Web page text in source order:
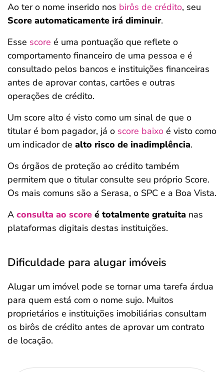
Ao ter o nome inserido nos birôs de crédito, seu
Score automaticamente irá diminuir.
Esse score é uma pontuação que reflete o
comportamento financeiro de uma pessoa e é
consultado pelos bancos e instituições financeiras
antes de aprovar contas, cartões e outras
operações de crédito.
Um score alto é visto como um sinal de que o
titular é bom pagador, já o score baixo é visto como
um indicador de alto risco de inadimplência.
Os órgãos de proteção ao crédito também
permitem que o titular consulte seu próprio Score.
Os mais comuns são a Serasa, o SPC e a Boa Vista.
A consulta ao score é totalmente gratuita nas
plataformas digitais destas instituições.
Dificuldade para alugar imóveis
Alugar um imóvel pode se tornar uma tarefa árdua
para quem está com o nome sujo. Muitos
proprietários e instituições imobiliárias consultam
os birôs de crédito antes de aprovar um contrato
de locação.